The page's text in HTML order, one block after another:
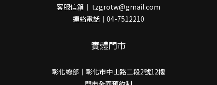
客服信箱｜ tzgrotw@gmail.com
連絡電話｜04-7512210
實體門市
彰化總部｜彰化市中山路二段2號12樓